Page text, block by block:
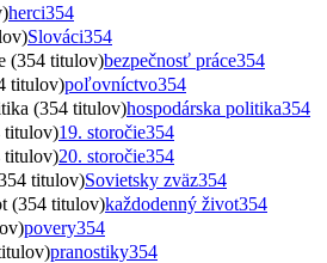
herci354
Slováci354
(354 titulov)bezpečnosť práce354
titulov)poľovníctvo354
(354 titulov)hospodárska politika354
titulov)19. storočie354
titulov)20. storočie354
titulov)Sovietsky zväz354
(354 titulov)každodenný život354
povery354
pranostiky354